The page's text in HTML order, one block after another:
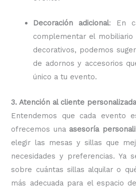
Decoración adicional: En
complementar el
decorativos, podemos
de adornos y accesorios
único a tu evento.
3. Atención al cliente
Entendemos que cada evento
ofrecemos una asesoría
elegir las mesas y sillas que
necesidades y preferencias. Ya
sobre cuántas sillas alquilar o
más adecuada para el espacio